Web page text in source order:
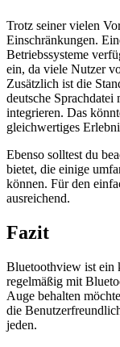
Trotz seiner vielen
Einschränkungen.
Betriebssysteme
ein, da viele Nutzer
Zusätzlich ist die
deutsche Sprachdatei
integrieren. Das
gleichwertiges
Ebenso solltest du
bietet, die einige
können. Für den
ausreichend.
Fazit
Bluetoothview ist ein
regelmäßig mit
Auge behalten
die
jeden.